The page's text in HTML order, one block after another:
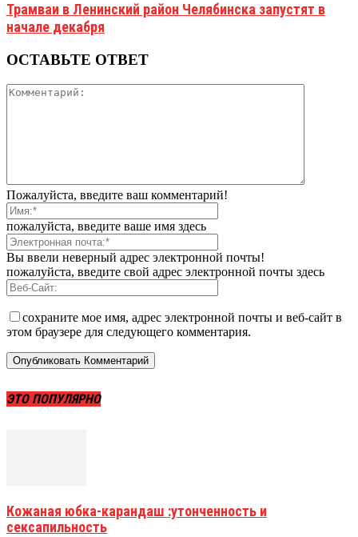
Трамваи в Ленинский район Челябинска запустят в
начале декабря
ОСТАВЬТЕ ОТВЕТ
Пожалуйста, введите ваш комментарий!
пожалуйста, введите ваше имя здесь
Вы ввели неверный адрес электронной почты!
пожалуйста, введите свой адрес электронной почты здесь
сохраните мое имя, адрес электронной почты и веб-сайт в
этом браузере для следующего комментария.
ЭТО ПОПУЛЯРНО
Кожаная юбка-карандаш :утонченность и
сексапильность